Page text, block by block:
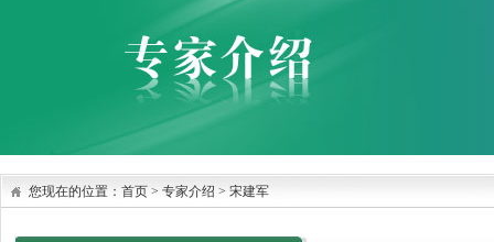
您现在的位置： 首页 > 专家介绍 > 宋建军